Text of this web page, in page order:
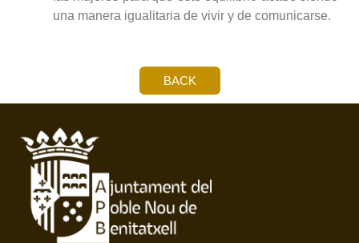
una manera igualitaria de vivir y de comunicarse.
BACK